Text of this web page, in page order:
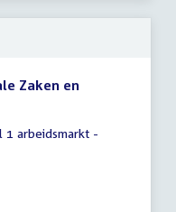
Zaken en
arbeidsmarkt -